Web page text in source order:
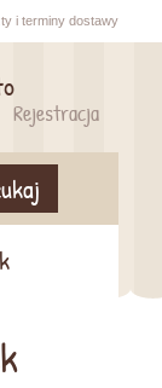
i terminy dostawy
Rejestracja